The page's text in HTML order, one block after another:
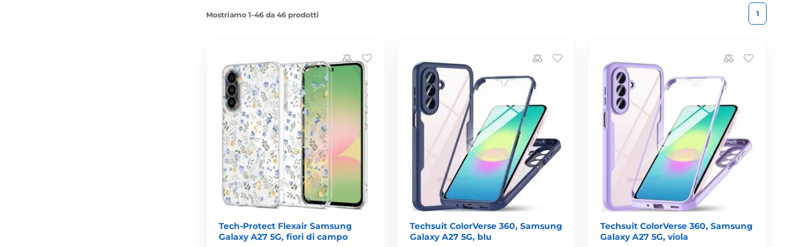
Mostriamo 1-46 da 46 prodotti 1
Tech-Protect Flexair Samsung
Galaxy A27 5G, fiori di campo
Techsuit ColorVerse 360, Samsung
Galaxy A27 5G, blu
Techsuit ColorVerse 360, Samsung
Galaxy A27 5G, viola